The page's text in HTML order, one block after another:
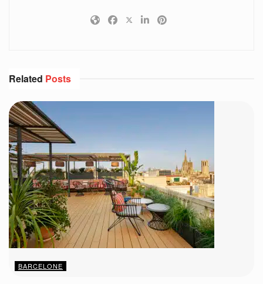
Related Posts
BARCELONE